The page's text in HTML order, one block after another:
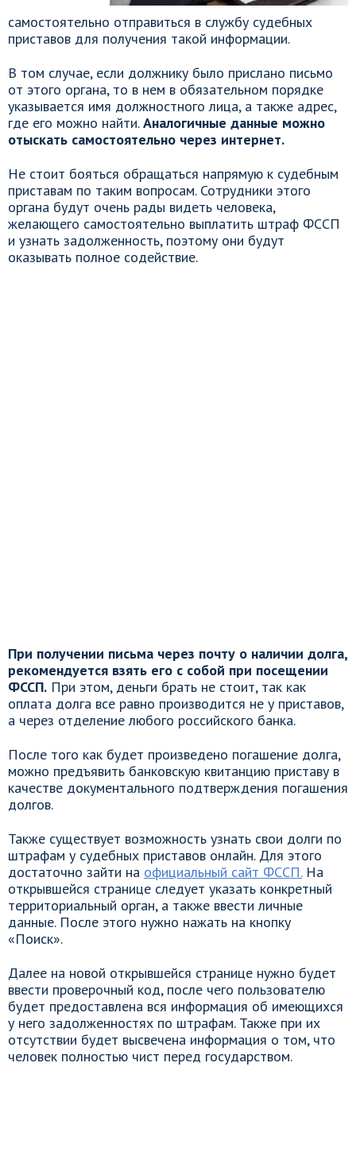
самостоятельно отправиться в службу судебных
приставов для получения такой информации.
В том случае, если должнику было прислано письмо
от этого органа, то в нем в обязательном порядке
указывается имя должностного лица, а также адрес,
где его можно найти.Аналогичные данные можно
отыскать самостоятельно через интернет.
Не стоит бояться обращаться напрямую к судебным
приставам по таким вопросам. Сотрудники этого
органа будут очень рады видеть человека,
желающего самостоятельно выплатить штраф ФССП
и узнать задолженность, поэтому они будут
оказывать полное содействие.
При получении письма через почту о наличии долга,
рекомендуется взять его с собой при посещении
ФССП. При этом, деньги брать не стоит, так как
оплата долга все равно производится не у приставов,
а через отделение любого российского банка.
После того как будет произведено погашение долга,
можно предъявить банковскую квитанцию приставу в
качестве документального подтверждения погашения
долгов.
Также существует возможность узнать свои долги по
штрафам у судебных приставов онлайн. Для этого
достаточно зайти на официальный сайт ФССП.На
открывшейся странице следует указать конкретный
территориальный орган, а также ввести личные
данные. После этого нужно нажать на кнопку
«Поиск».
Далее на новой открывшейся странице нужно будет
ввести проверочный код, после чего пользователю
будет предоставлена вся информация об имеющихся
у него задолженностях по штрафам. Также при их
отсутствии будет высвечена информация о том, что
человек полностью чист перед государством.